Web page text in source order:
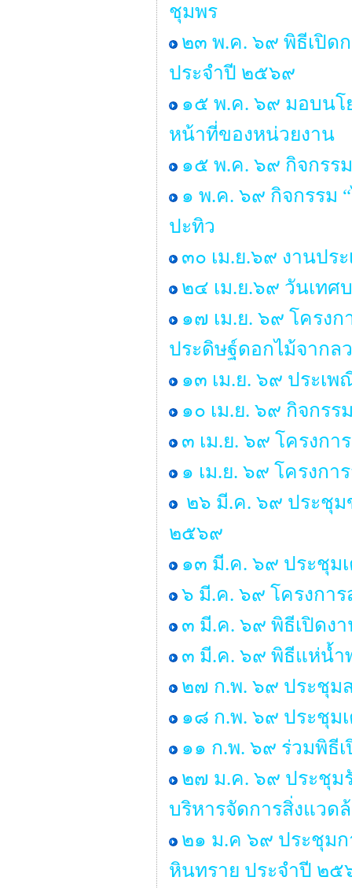
ชุมพร
๒๓ พ.ค. ๖๙ พิธีเปิด
ประจำปี ๒๕๖๙
๑๕ พ.ค. ๖๙ มอบนโ
หน้าที่ของหน่วยงาน
๑๕ พ.ค. ๖๙ กิจกรร
๑ พ.ค. ๖๙ กิจกรรม
ปะทิว
๓๐ เม.ย.๖๙ งานปร
๒๔ เม.ย.๖๙ วันเท
๑๗ เม.ย. ๖๙ โครง
ประดิษฐ์ดอกไม้จากล
๑๓ เม.ย. ๖๙ ประเ
๑๐ เม.ย. ๖๙ กิจกร
๓ เม.ย. ๖๙ โครงก
๑ เม.ย. ๖๙ โครงก
๒๖ มี.ค. ๖๙ ประชุม
๒๕๖๙
๑๓ มี.ค. ๖๙ ประชุม
๖ มี.ค. ๖๙ โครงกา
๓ มี.ค. ๖๙ พิธีเปิดง
๓ มี.ค. ๖๙ พิธีแห่น้ำ
๒๗ ก.พ. ๖๙ ประชุม
๑๘ ก.พ. ๖๙ ประชุม
๑๑ ก.พ. ๖๙ ร่วมพิธี
๒๗ ม.ค. ๖๙ ประชุม
บริหารจัดการสิ่งแวด
๒๑ ม.ค ๖๙ ประชุมก
หินทราย ประจำปี ๒๕